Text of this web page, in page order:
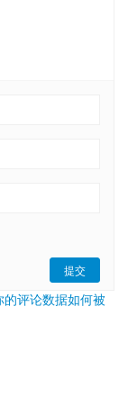
提交
的评论数据如何被